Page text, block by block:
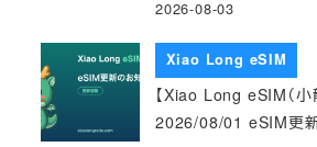
2026-08-03
Xiao Long eSIM
【Xiao Long eSIM（小
2026/08/01 eSIM更